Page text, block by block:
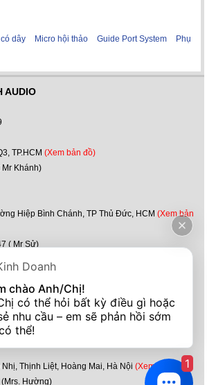
dây Micro hội thảo Guide Port System
Phụ
AUDIO
TP.HCM(Xem bản đồ)
Mr Khánh)
Hiệp Bình Chánh, TP Thủ Đức, HCM(Xem bản
( Mr Sử)
Văn Thụ, P.Yên Sở, Q.Hoàng Mai, Hà Nội
Thịnh Liệt, Hoàng Mai, Hà Nội(Xem bản đồ)
Hường)
Doanh
chào Anh/Chị!
có thể hỏi bất kỳ điều gì hoặc
nhu cầu – em sẽ phản hồi sớm
thể!
1